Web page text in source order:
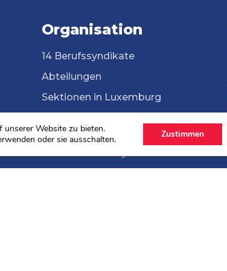
Organisation
14 Berufssyndikate
Abteilungen
Sektionen in Luxemburg
Grenzgänger
Website zu bieten.
oder sie ausschalten. Zustimmen